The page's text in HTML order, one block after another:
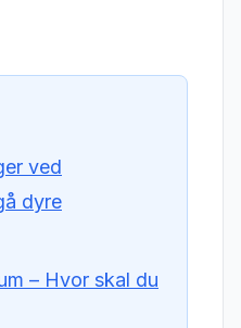
ved
dyre
– Hvor skal du